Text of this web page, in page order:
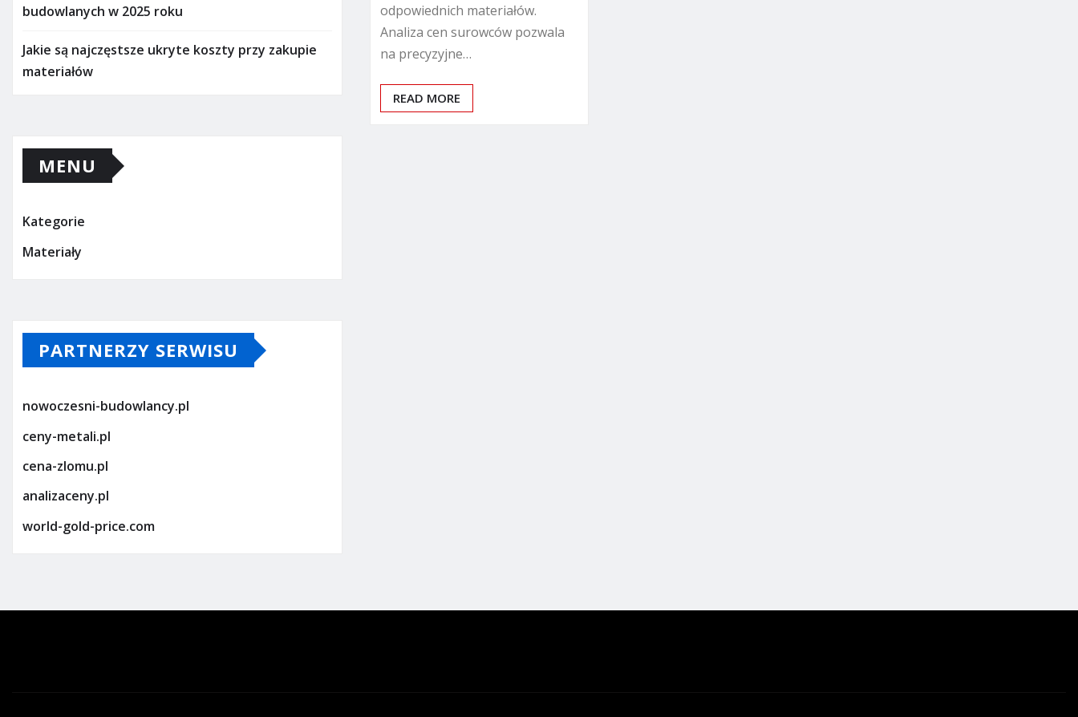
budowlanych w 2025 roku
Jakie są najczęstsze ukryte koszty przy zakupie
materiałów
MENU
Kategorie
Materiały
PARTNERZY SERWISU
nowoczesni-budowlancy.pl
ceny-metali.pl
cena-zlomu.pl
analizaceny.pl
world-gold-price.com
odpowiednich materiałów.
Analiza cen surowców pozwala
na precyzyjne…
READ MORE